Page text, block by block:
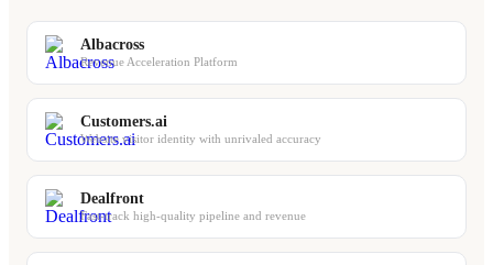
Albacross
Revenue Acceleration Platform
Customers.ai
Website visitor identity with unrivaled accuracy
Dealfront
Fast-track high-quality pipeline and revenue